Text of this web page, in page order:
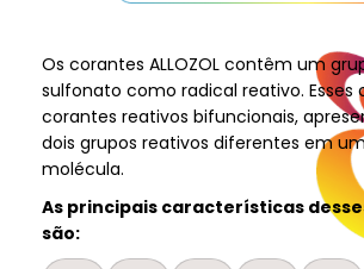
Os corantes ALLOZOL contêm um
sulfonato como radical reativo. Esses
corantes reativos bifuncionais,
dois grupos reativos diferentes em
molécula.
As principais características
são: